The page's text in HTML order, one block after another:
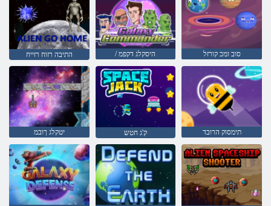
התיבה רזוח רזייח / היסקלג דקפמ סוב ומכ קורזל
יטקלג ךובמ ק'ג חטש תימסוק הרובד